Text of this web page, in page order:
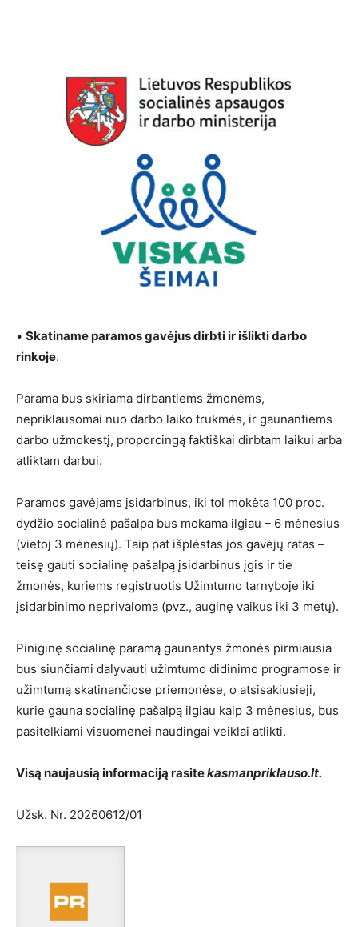
• Skatiname paramos gavėjus dirbti ir išlikti darbo
rinkoje.
Parama bus skiriama dirbantiems žmonėms,
nepriklausomai nuo darbo laiko trukmės, ir gaunantiems
darbo užmokestį, proporcingą faktiškai dirbtam laikui arba
atliktam darbui.
Paramos gavėjams įsidarbinus, iki tol mokėta 100 proc.
dydžio socialinė pašalpa bus mokama ilgiau – 6 mėnesius
(vietoj 3 mėnesių). Taip pat išplėstas jos gavėjų ratas –
teisę gauti socialinę pašalpą įsidarbinus įgis ir tie
žmonės, kuriems registruotis Užimtumo tarnyboje iki
įsidarbinimo neprivaloma (pvz., auginę vaikus iki 3 metų).
Piniginę socialinę paramą gaunantys žmonės pirmiausia
bus siunčiami dalyvauti užimtumo didinimo programose ir
užimtumą skatinančiose priemonėse, o atsisakiusieji,
kurie gauna socialinę pašalpą ilgiau kaip 3 mėnesius, bus
pasitelkiami visuomenei naudingai veiklai atlikti.
Visą naujausią informaciją rasitekasmanpriklauso.lt.
Užsk. Nr. 20260612/01